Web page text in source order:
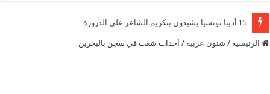
15 أديبا تونسيا يشيدون بتكريم الشاعر علي الدرورة
الرئيسية / شئون عربية / أحداث شغب في سجن بالبحرين